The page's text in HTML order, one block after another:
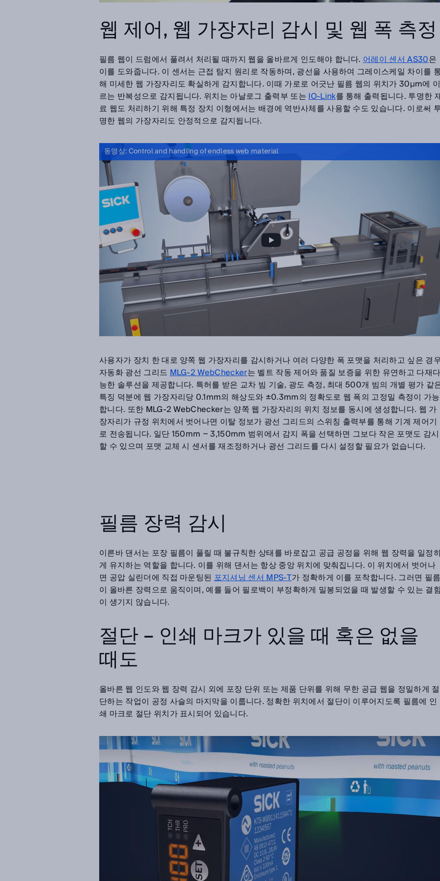
웹 제어, 웹 가장자리 감시 및 웹 폭 측정
필름 웹이 드럼에서 풀려서 처리될 때까지 웹을 올바르게 인도해야 합니다.어레이 센서 AS30은
이를 도와줍니다. 이 센서는 근접 탐지 원리로 작동하며, 광선을 사용하여 그레이스케일 차이를
해 미세한 웹 가장자리도 확실하게 감지합니다. 이때 가로로 어긋난 필름 웹의 위치가 30µm에 이
르는 반복성으로 감지됩니다. 위치는 아날로그 출력부 또는IO-Link를 통해 출력됩니다. 투명한
료 웹도 처리하기 위해 특정 장치 이형에서는 배경에 역반사체를 사용할 수도 있습니다. 이로써
명한 웹의 가장자리도 안정적으로 감지됩니다.
동영상: Control and handling of endless web material
사용자가 장치 한 대로 양쪽 웹 가장자리를 감시하거나 여러 다양한 폭 포맷을 처리하고 싶은 경
자동화 광선 그리드MLG-2 WebChecker는 벨트 작동 제어와 품질 보증을 위한 유연하고 다재다
능한 솔루션을 제공합니다. 특허를 받은 교차 빔 기술, 광도 측정, 최대 500개 빔의 개별 평가 같
특징 덕분에 웹 가장자리당 0.1mm의 해상도와 ±0.3mm의 정확도로 웹 폭의 고정밀 측정이 가능
합니다. 또한 MLG-2 WebChecker는 양쪽 웹 가장자리의 위치 정보를 동시에 생성합니다. 웹 가
장자리가 규정 위치에서 벗어나면 이탈 정보가 광선 그리드의 스위칭 출력부를 통해 기계 제어기
로 전송됩니다. 일단 150mm ~ 3,150mm 범위에서 감지 폭을 선택하면 그보다 작은 포맷도 감시
할 수 있으며 포맷 교체 시 센서를 재조정하거나 광선 그리드를 다시 설정할 필요가 없습니다.
필름 장력 감시
이른바 댄서는 포장 필름이 풀릴 때 불규칙한 상태를 바로잡고 공급 공정을 위해 웹 장력을 일정
게 유지하는 역할을 합니다. 이를 위해 댄서는 항상 중앙 위치에 맞춰집니다. 이 위치에서 벗어나
면 공압 실린더에 직접 마운팅된포지셔닝 센서 MPS-T가 정확하게 이를 포착합니다. 그러면 필름
이 올바른 장력으로 움직이며, 예를 들어 필로백이 부정확하게 밀봉되었을 때 발생할 수 있는 결
이 생기지 않습니다.
절단 – 인쇄 마크가 있을 때 혹은 없을
때도
올바른 웹 인도와 웹 장력 감시 외에 포장 단위 또는 제품 단위를 위해 무한 공급 웹을 정밀하게 절
단하는 작업이 공정 사슬의 마지막을 이룹니다. 정확한 위치에서 절단이 이루어지도록 필름에 인
쇄 마크로 절단 위치가 표시되어 있습니다.